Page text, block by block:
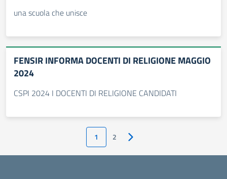
una scuola che unisce
FENSIR INFORMA DOCENTI DI RELIGIONE MAGGIO
2024
CSPI 2024 I DOCENTI DI RELIGIONE CANDIDATI
1 2 Pagina successiva